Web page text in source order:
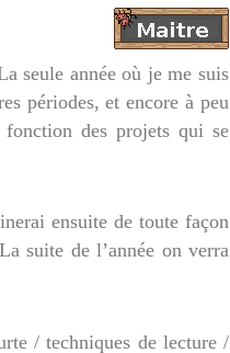
seule année où je me suis
périodes, et encore à peu
des projets qui se
ensuite de toute façon
suite de l’année on verra
/ techniques de lecture /